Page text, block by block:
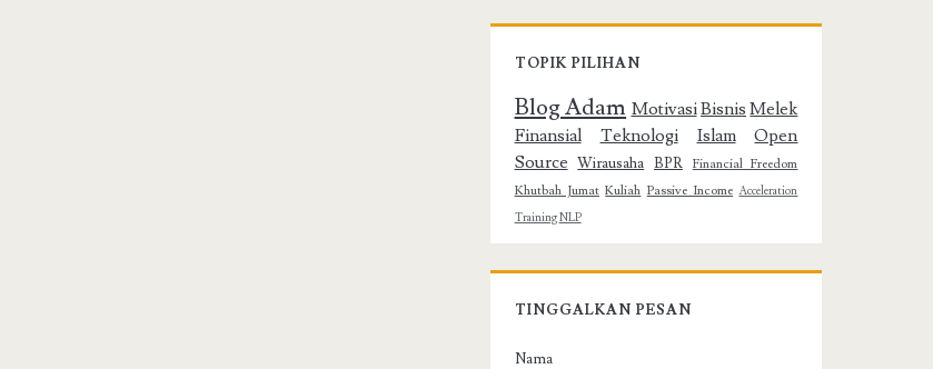
TOPIK PILIHAN
Blog Adam MotivasiBisnis Melek
Finansial
Teknologi Islam
Open
Source Wirausaha BPR Financial Freedom
Khutbah Jumat Kuliah Passive Income Acceleration
TrainingNLP
TINGGALKAN PESAN
Nama